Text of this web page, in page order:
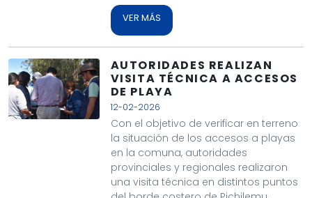
VER MÁS
AUTORIDADES REALIZAN
VISITA TÉCNICA A ACCESOS
DE PLAYA
12-02-2026
Con el objetivo de verificar en terreno
la situación de los accesos a playas
en la comuna, autoridades
provinciales y regionales realizaron
una visita técnica en distintos puntos